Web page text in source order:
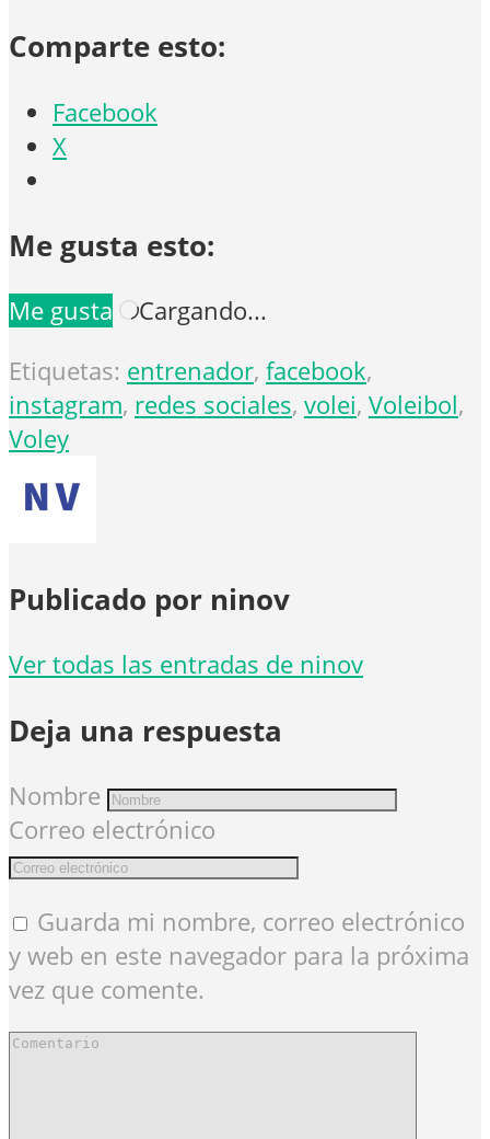
Comparte esto:
Facebook
X
Me gusta esto:
Me gusta
Cargando...
Etiquetas: entrenador, facebook,
instagram, redes sociales, volei, Voleibol,
Voley
Publicado por ninov
Ver todas las entradas de ninov
Deja una respuesta
Nombre
Correo electrónico
Guarda mi nombre, correo electrónico
y web en este navegador para la próxima
vez que comente.